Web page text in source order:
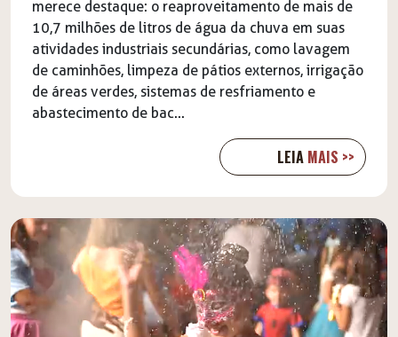
merece destaque: o reaproveitamento de mais de
10,7 milhões de litros de água da chuva em suas
atividades industriais secundárias, como lavagem
de caminhões, limpeza de pátios externos, irrigação
de áreas verdes, sistemas de resfriamento e
abastecimento de bac...
LEIA MAIS >>